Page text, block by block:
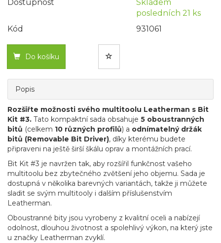
Dostupnost
Skladem
posledních 21 ks
Kód
931061
Do košíku
Popis
Rozšiřte možnosti svého multitoolu Leatherman s Bit
Kit #3. Tato kompaktní sada obsahuje 5 oboustranných
bitů (celkem 10 různých profilů) a odnímatelný držák
bitů (Removable Bit Driver), díky kterému budete
připraveni na ještě širší škálu oprav a montážních prací.
Bit Kit #3 je navržen tak, aby rozšířil funkčnost vašeho
multitoolu bez zbytečného zvětšení jeho objemu. Sada je
dostupná v několika barevných variantách, takže ji můžete
sladit se svým multitooly i dalším příslušenstvím
Leatherman.
Oboustranné bity jsou vyrobeny z kvalitní oceli a nabízejí
odolnost, dlouhou životnost a spolehlivý výkon, na který jste
u značky Leatherman zvyklí.